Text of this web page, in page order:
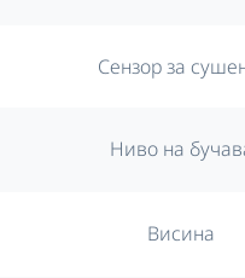
Сензор за
Ниво на
Висина